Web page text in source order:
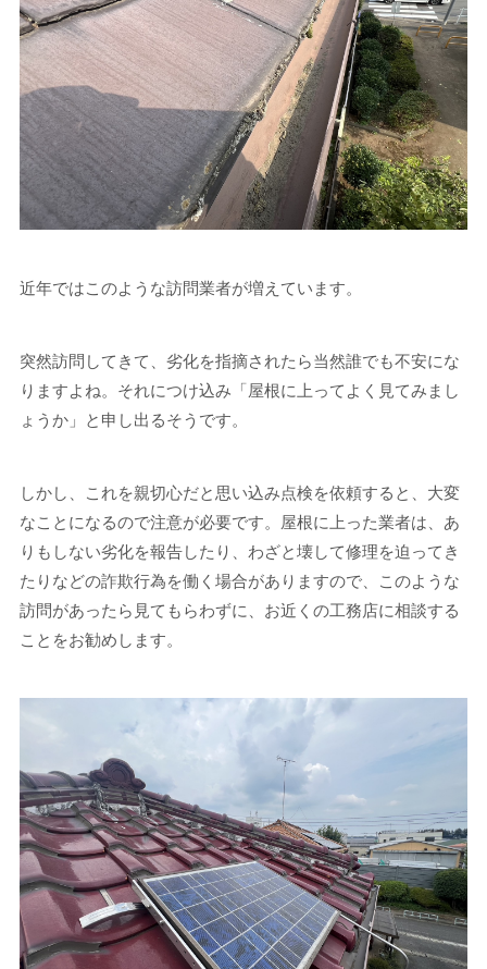
近年ではこのような訪問業者が増えています。
突然訪問してきて、劣化を指摘されたら当然誰でも不安にな
りますよね。それにつけ込み「屋根に上ってよく見てみまし
ょうか」と申し出るそうです。
しかし、これを親切心だと思い込み点検を依頼すると、大変
なことになるので注意が必要です。屋根に上った業者は、あ
りもしない劣化を報告したり、わざと壊して修理を迫ってき
たりなどの詐欺行為を働く場合がありますので、このような
訪問があったら見てもらわずに、お近くの工務店に相談する
ことをお勧めします。